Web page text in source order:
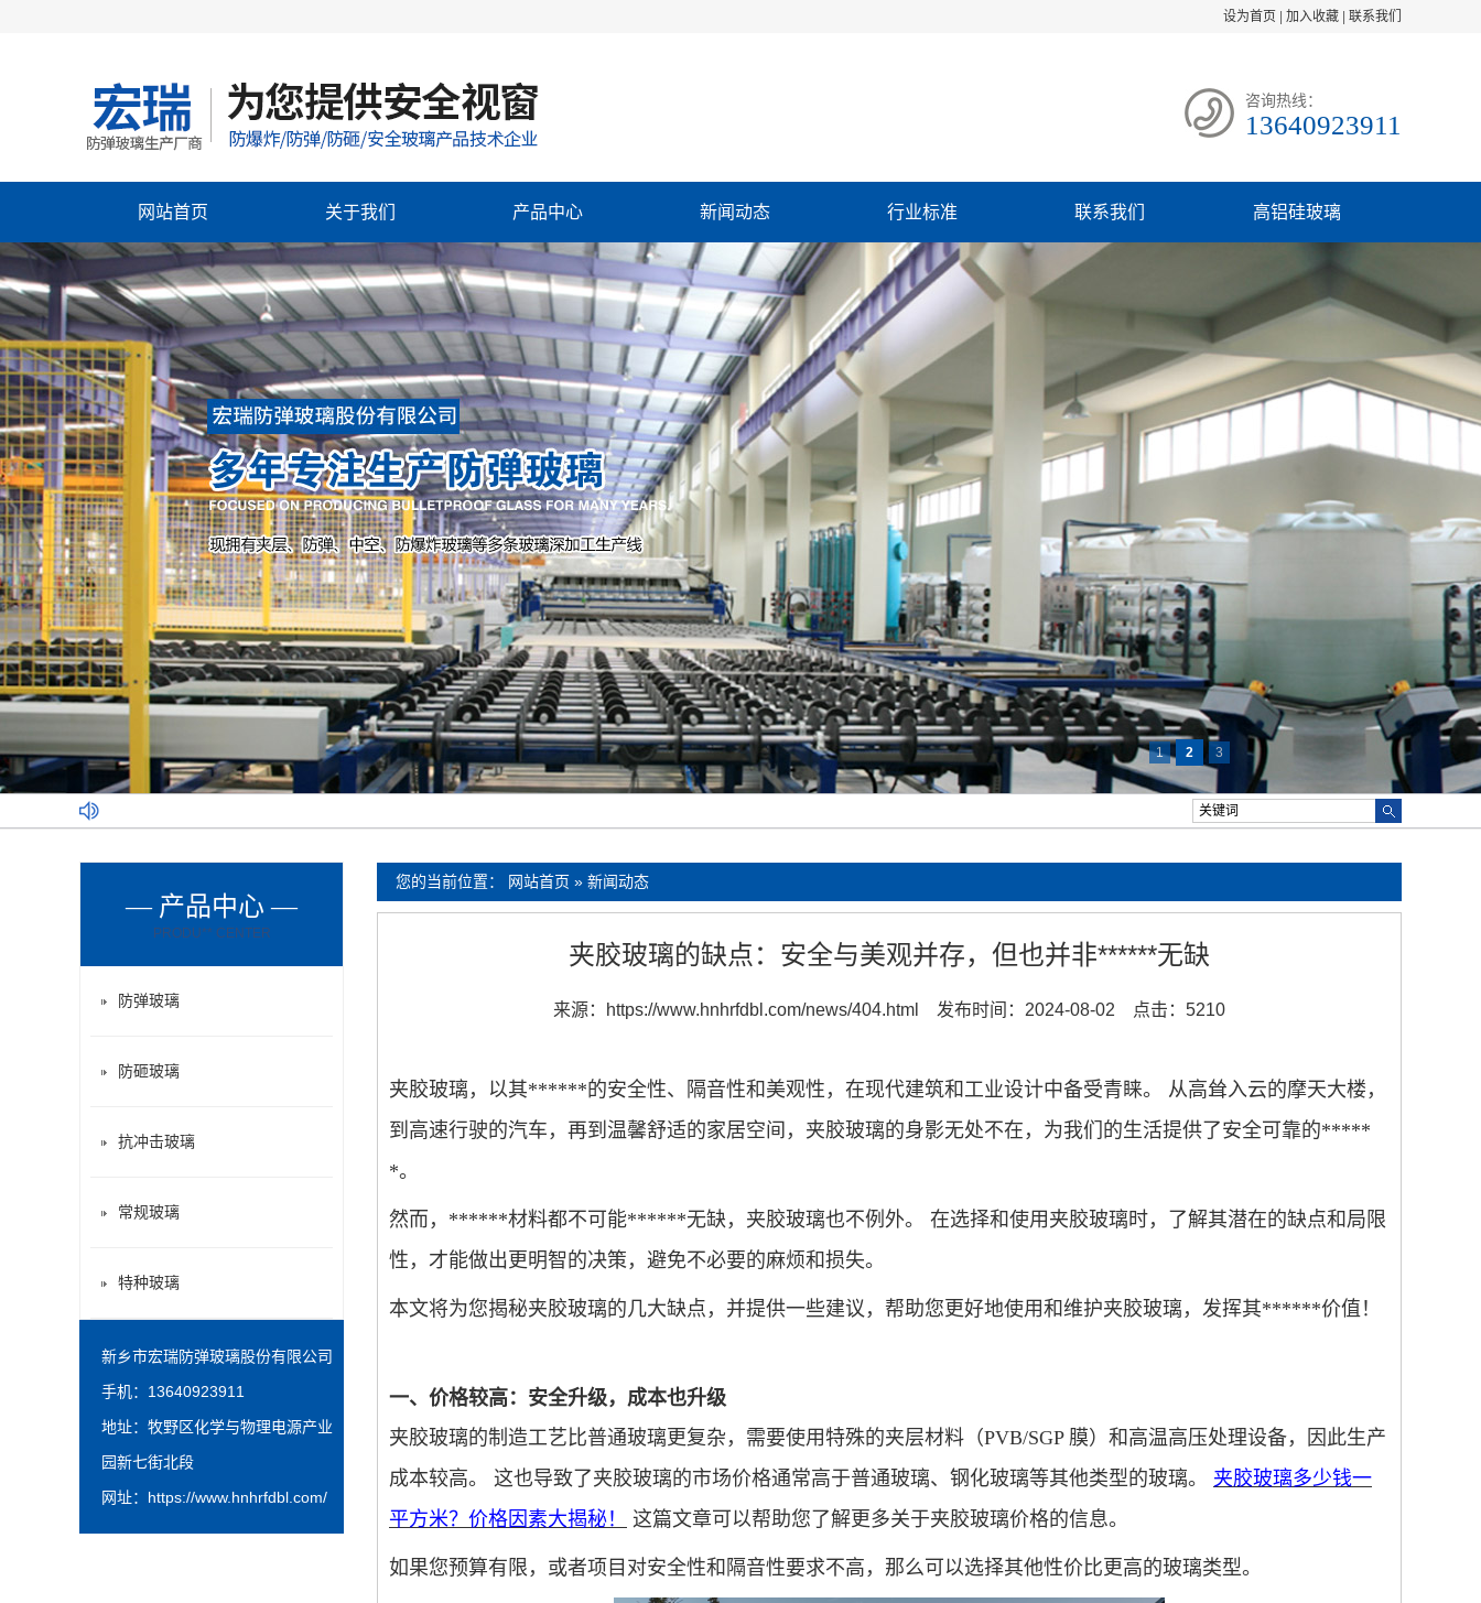
设为首页 加入收藏 联系我们
咨询热线：
13640923911
网站首页 关于我们 产品中心 新闻动态 行业标准 联系我们 高铝硅玻璃
1 2 3
您的当前位置： 网站首页 » 新闻动态
夹胶玻璃的缺点：安全与美观并存，但也并非******无缺
来源： https://www.hnhrfdbl.com/news/404.html 发布时间：2024-08-02 点击：5210
夹胶玻璃，以其******的安全性、隔音性和美观性，在现代建筑和工业设计中备受青睐。
从高耸入云的摩天大楼，
到高速行驶的汽车，再到温馨舒适的家居空间，夹胶玻璃的身影无处不在，为我们的生活提供了安全可靠的*****
*。
然而，******材料都不可能******无缺，夹胶玻璃也不例外。
在选择和使用夹胶玻璃时，了解其潜在的缺点和局限
性，才能做出更明智的决策，避免不必要的麻烦和损失。
本文将为您揭秘夹胶玻璃的几大缺点，并提供一些建议，帮助您更好地使用和维护夹胶玻璃，发挥其******价值！
一、价格较高：安全升级，成本也升级
夹胶玻璃的制造工艺比普通玻璃更复杂，需要使用特殊的夹层材料（PVB/SGP 膜）和高温高压处理设备，因此生产
成本较高。 这也导致了夹胶玻璃的市场价格通常高于普通玻璃、钢化玻璃等其他类型的玻璃。 夹胶玻璃多少钱一
平方米？价格因素大揭秘！
这篇文章可以帮助您了解更多关于夹胶玻璃价格的信息。
如果您预算有限，或者项目对安全性和隔音性要求不高，那么可以选择其他性价比更高的玻璃类型。
— 产品中心 —
PRODU** CENTER
防弹玻璃
防砸玻璃
抗冲击玻璃
常规玻璃
特种玻璃
新乡市宏瑞防弹玻璃股份有限公司
手机：13640923911
地址：牧野区化学与物理电源产业
园新七街北段
网址： https://www.hnhrfdbl.com/